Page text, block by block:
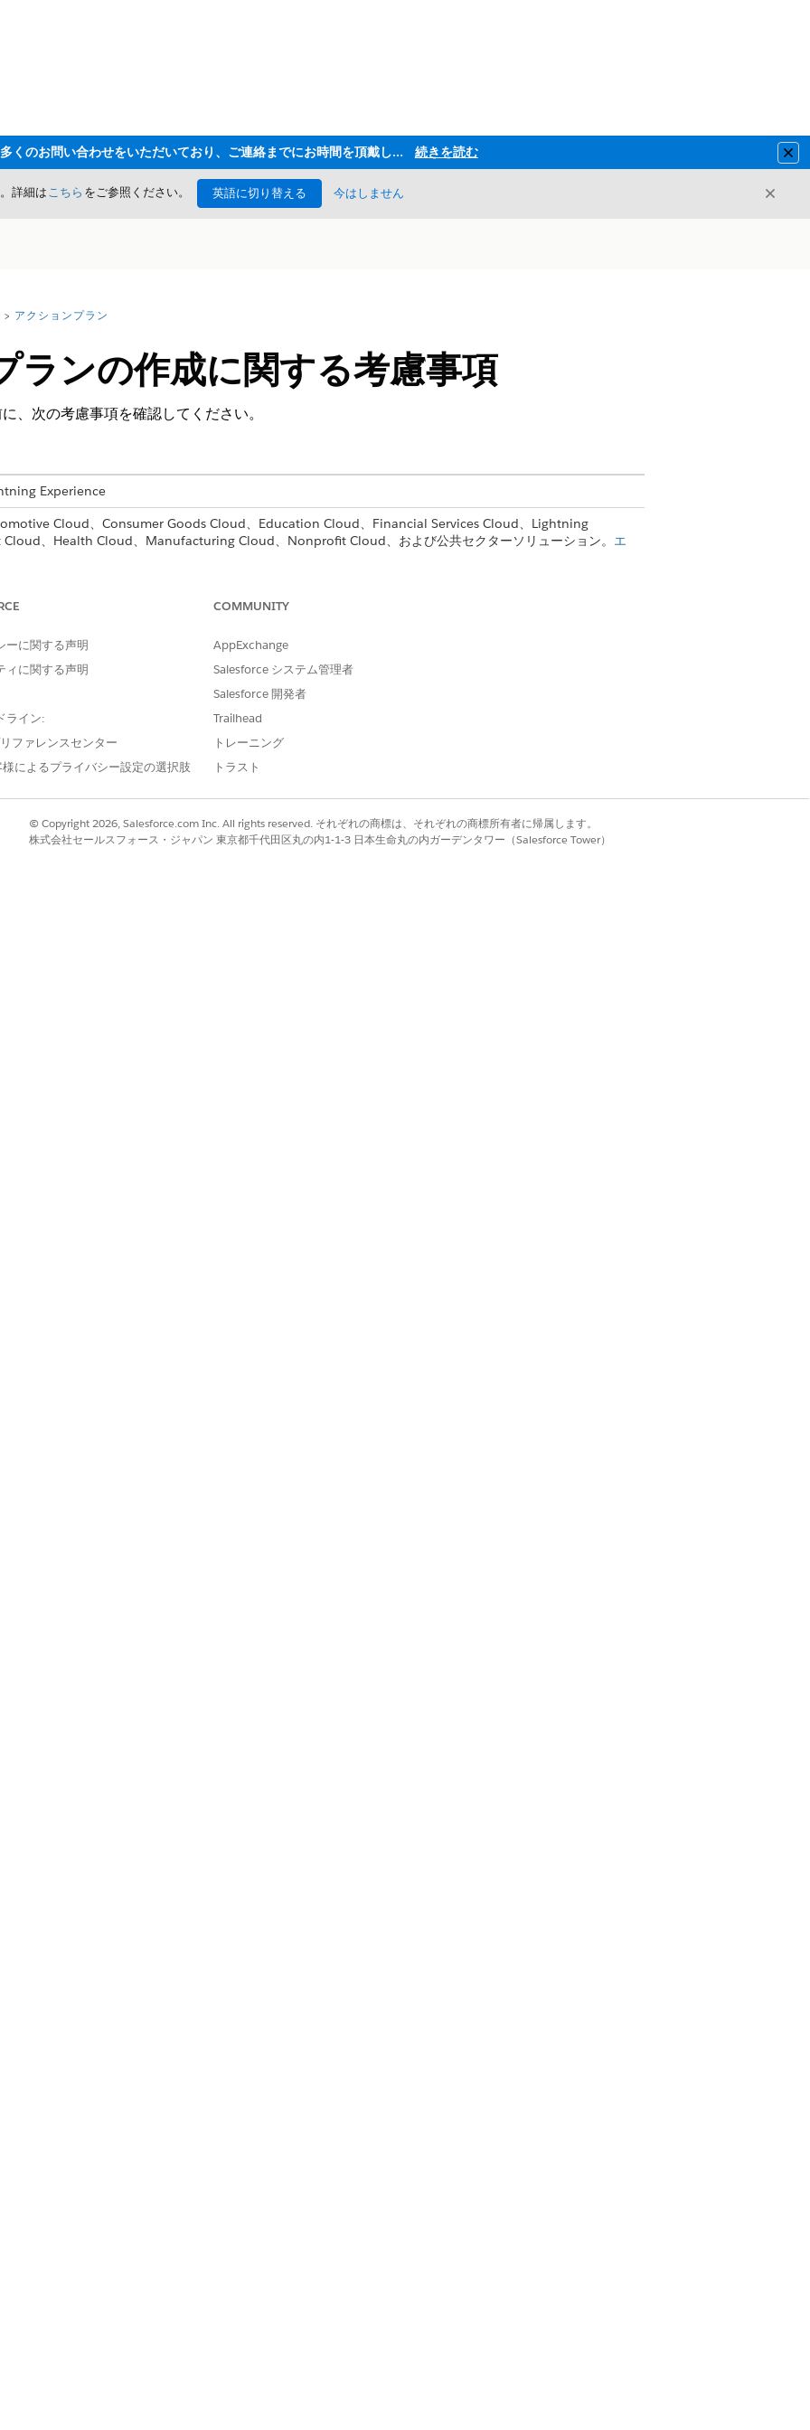
ただいま大変多くのお問い合わせをいただいており、ご連絡までにお時間を頂戴しております 続きを読む
詳細はこちら をご参照ください。 英語に切り替える 今はしません 閉じる
アクションプラン
ランの作成に関する考慮事項
、次の考慮事項を確認してください。
Experience
Cloud、Consumer Goods Cloud、Education Cloud、Financial Services Cloud、Lightning
、Health Cloud、Manufacturing Cloud、Nonprofit Cloud、および公共セクターソリューション。 エ
い場合は、将来の開始日を選択します。
ルに割り当てられた ToDo は、プラン作成者に割り当てられます。
を日付オフセットに追加するには、
[非作業日をスキップ]
がなく、繰り返しの休日ではない各日は、非作業日とみなされます。繰り返しの休日は、非作業日と識別されま
ートでは、ToDo や他の項目を生成されたアクションプランに追加できます。ToDo または他の項目をアクショ
る項目種別のリストビューで[新規]
をクリックします。
手動で追加し、関連レコードを共有します。
プランレコード所有者は、アクションプランの公開済みバージョンとドラフトバージョンの所有者を別のユーザ
ラン] レコードページで、ページレベルのアクションメニューから[所有者の変更]をクリックします。次に、
ーに関する声明
ィに関する声明
ライン:
ファレンスセンター
様によるプライバシー設定の選択肢
COMMUNITY
AppExchange
Salesforce システム管理者
Salesforce 開発者
Trailhead
トレーニング
トラスト
© Copyright 2026, Salesforce.com Inc. All rights reserved. それぞれの商標は、それぞれの商標所有者に帰属します。
株式会社セールスフォース・ジャパン 東京都千代田区丸の内1-1-3 日本生命丸の内ガーデンタワー（Salesforce Tower）